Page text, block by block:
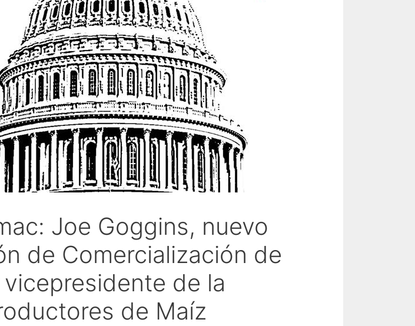
Joe Goggins, nuevo
de Comercialización de
de la
de Maíz